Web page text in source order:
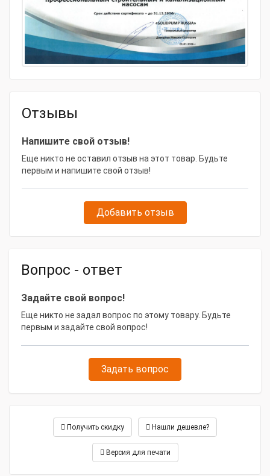
Отзывы
Напишите свой отзыв!
Еще никто не оставил отзыв на этот товар. Будьте
первым и напишите свой отзыв!
Добавить отзыв
Вопрос - ответ
Задайте свой вопрос!
Еще никто не задал вопрос по этому товару. Будьте
первым и задайте свой вопрос!
Задать вопрос
Получить скидку Нашли дешевле?
Версия для печати